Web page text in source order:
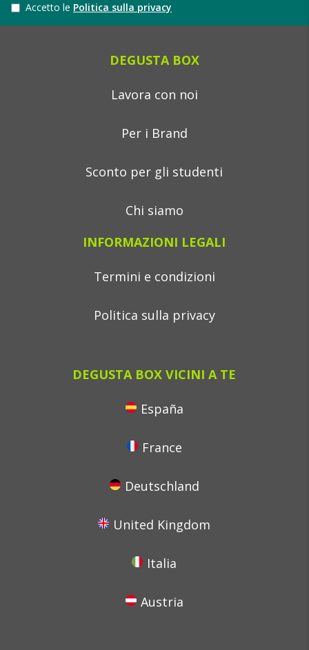
Accetto le Politica sulla privacy
DEGUSTA BOX
Lavora con noi
Per i Brand
Sconto per gli studenti
Chi siamo
INFORMAZIONI LEGALI
Termini e condizioni
Politica sulla privacy
DEGUSTA BOX VICINI A TE
España
France
Deutschland
United Kingdom
Italia
Austria